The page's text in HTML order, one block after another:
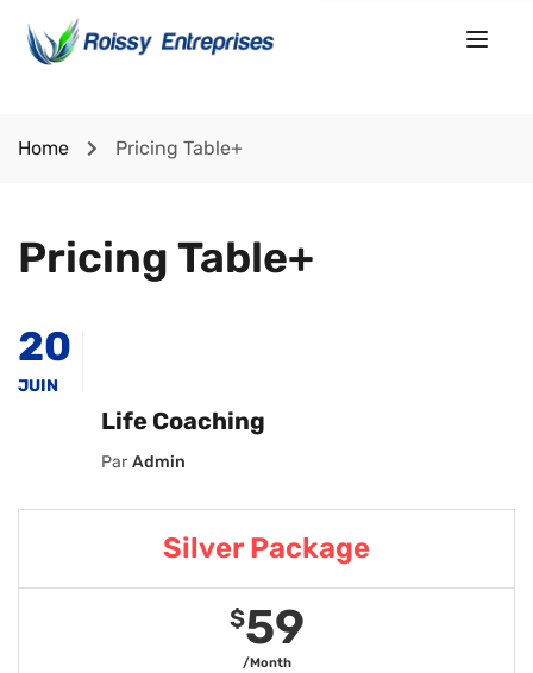
Home Pricing Table+
Pricing Table+
20
JUIN
Life Coaching
Par Admin
Silver Package
$59
/Month